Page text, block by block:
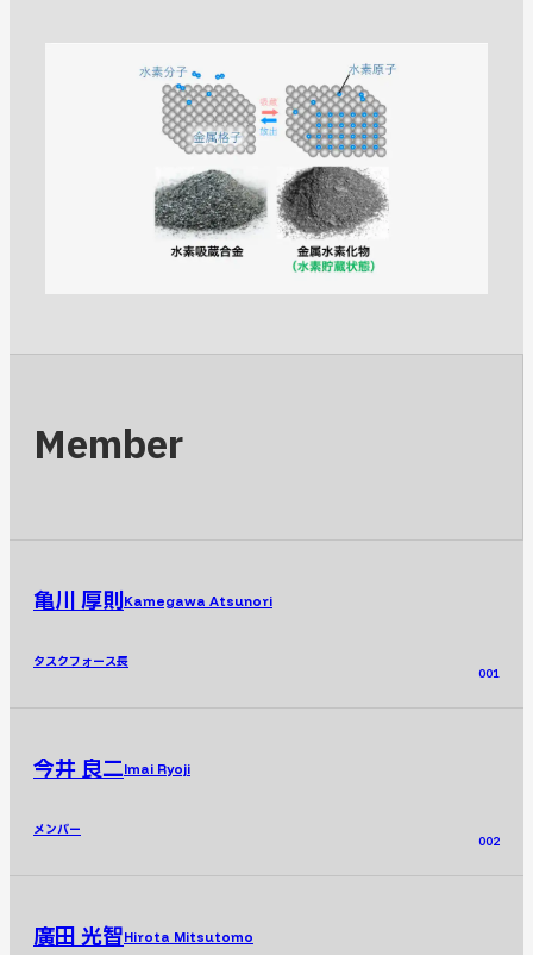
Member
亀川 厚則Kamegawa Atsunori
タスクフォース長
001
今井 良二Imai Ryoji
メンバー
002
廣田 光智Hirota Mitsutomo